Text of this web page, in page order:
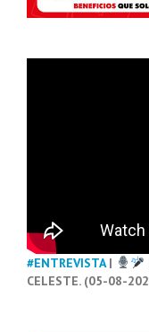
#ENTREVISTA|
CELESTE. (05-08-